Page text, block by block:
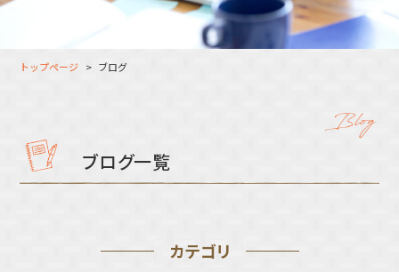
大分オフィス
松山オフィス
広島オフィス
支援スタッフ（タレント）募集
トップページ ブログ
ブログ一覧
カテゴリ